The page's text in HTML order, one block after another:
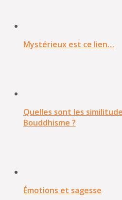
Mystérieux est ce lien…
Quelles sont les
Bouddhisme ?
Émotions et sagesse